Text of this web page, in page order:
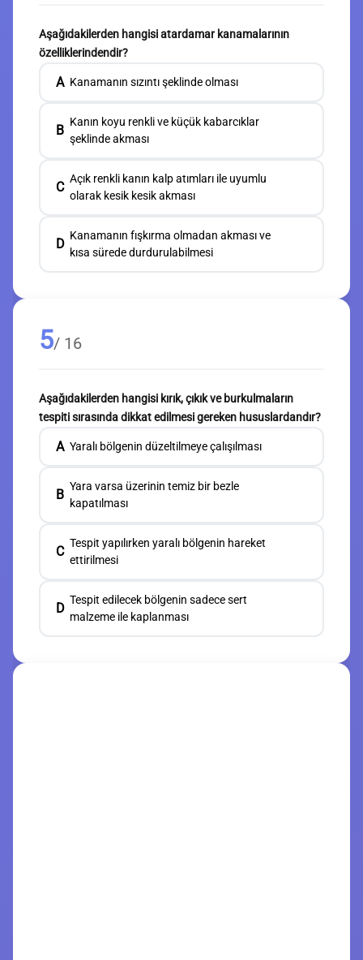
Aşağıdakilerden hangisi atardamar kanamalarının
özelliklerindendir?
A Kanamanın sızıntı şeklinde olması
B
Kanın koyu renkli ve küçük kabarcıklar
şeklinde akması
C
Açık renkli kanın kalp atımları ile uyumlu
olarak kesik kesik akması
D
Kanamanın fışkırma olmadan akması ve
kısa sürede durdurulabilmesi
5/ 16
Aşağıdakilerden hangisi kırık, çıkık ve burkulmaların
tespiti sırasında dikkat edilmesi gereken hususlardandır?
A Yaralı bölgenin düzeltilmeye çalışılması
B
Yara varsa üzerinin temiz bir bezle
kapatılması
C
Tespit yapılırken yaralı bölgenin hareket
ettirilmesi
D
Tespit edilecek bölgenin sadece sert
malzeme ile kaplanması